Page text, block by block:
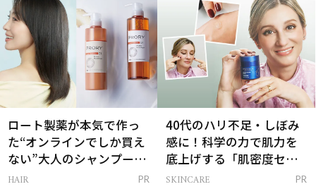
ロート製薬が本気で作っ
た“オンラインでしか買え
ない”大人のシャンプー＆
トリートメントって？
HAIR PR
40代のハリ不足・しぼみ
感に！科学の力で肌力を
底上げする「肌密度セラ
ム」
SKINCARE PR